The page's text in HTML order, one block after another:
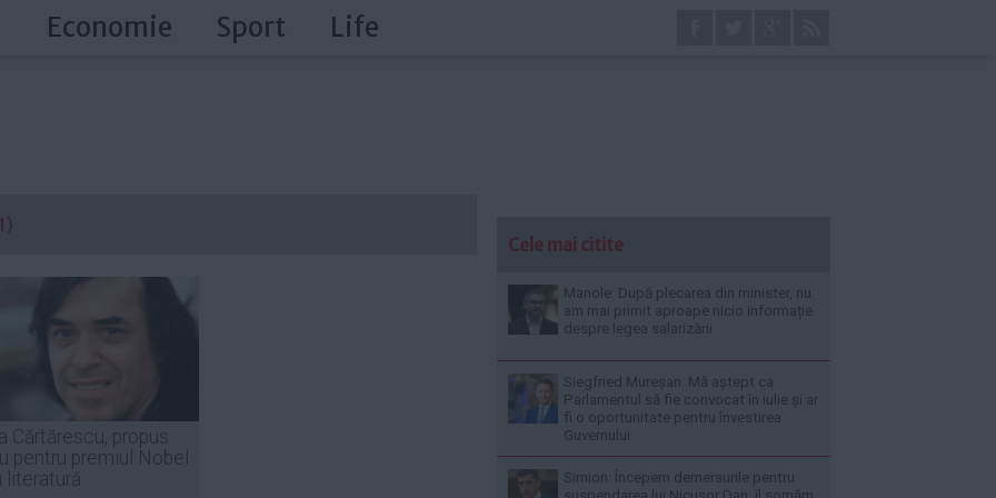
Economie Sport Life
Cărtărescu, propus
pentru premiul Nobel
literatură
Cele mai citite
Manole: După plecarea din minister, nu
am mai primit aproape nicio informație
despre legea salarizării
Siegfried Mureșan: Mă aștept ca
Parlamentul să fie convocat în iulie și ar
fi o oportunitate pentru învestirea
Guvernului
Simion: Începem demersurile pentru